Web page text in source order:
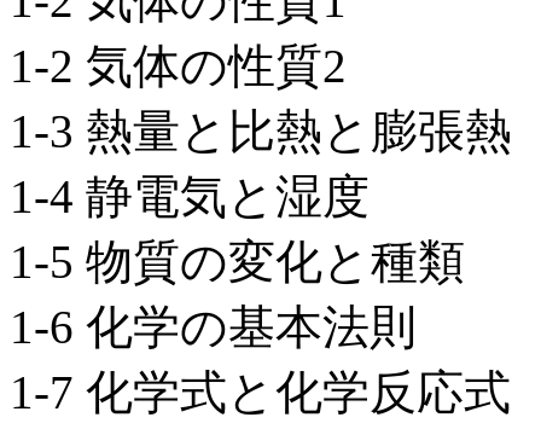
1-2 気体の性質2
1-3 熱量と比熱と膨張熱
1-4 静電気と湿度
1-5 物質の変化と種類
1-6 化学の基本法則
1-7 化学式と化学反応式